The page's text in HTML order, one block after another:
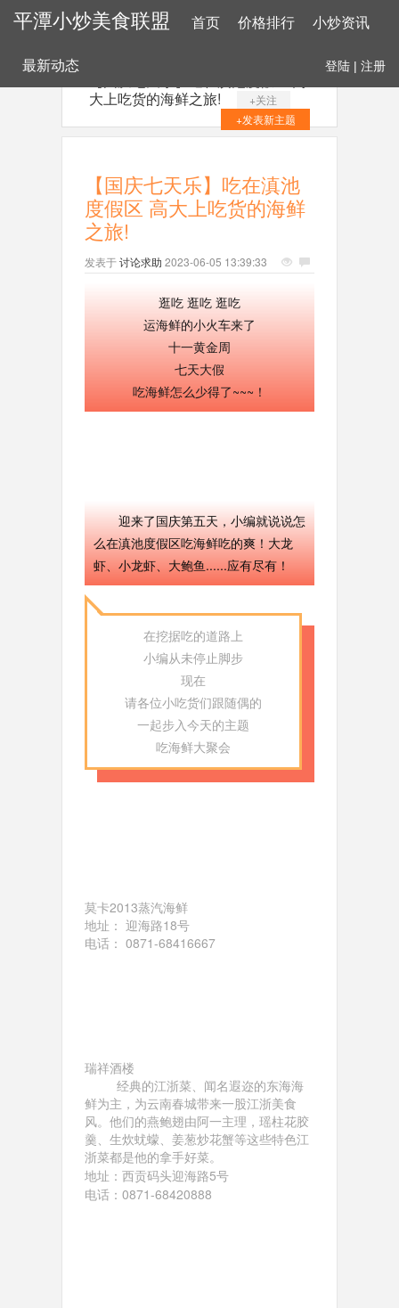
平潭小炒美食联盟 首页 价格排行 小炒资讯
最新动态 登陆 | 注册
大上吃货的海鲜之旅!
+关注
+发表新主题
【国庆七天乐】吃在滇池
度假区 高大上吃货的海鲜
之旅!
发表于讨论求助 2023-06-05 13:39:33
逛吃 逛吃 逛吃
运海鲜的小火车来了
十一黄金周
七天大假
吃海鲜怎么少得了~~~！
迎来了国庆第五天，小编就说说怎
么在滇池度假区吃海鲜吃的爽！大龙
虾、小龙虾、大鲍鱼......应有尽有！
在挖据吃的道路上
小编从未停止脚步
现在
请各位小吃货们跟随偶的
一起步入今天的主题
吃海鲜大聚会
莫卡2013蒸汽海鲜
地址： 迎海路18号
电话： 0871-68416667
瑞祥酒楼
经典的江浙菜、闻名遐迩的东海海
鲜为主，为云南春城带来一股江浙美食
风。他们的燕鲍翅由阿一主理，瑶柱花胶
羹、生炊蚘蠓、姜葱炒花蟹等这些特色江
浙菜都是他的拿手好菜。
地址：西贡码头迎海路5号
电话：0871-68420888